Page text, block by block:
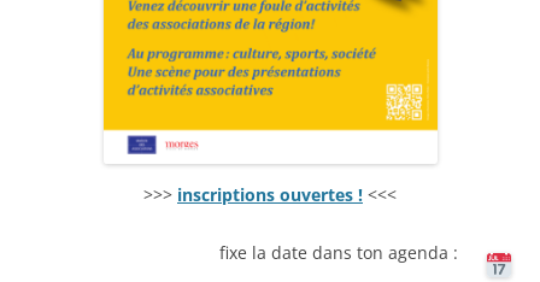
>>> inscriptions ouvertes ! <<<
fixe la date dans ton agenda :